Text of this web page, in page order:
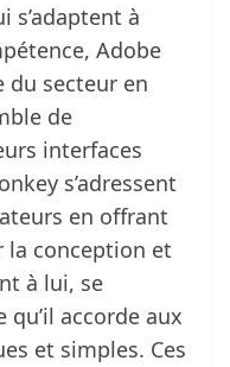
s’adaptent à
Adobe
du secteur en
de
interfaces
s’adressent
en offrant
la conception et
à lui, se
accorde aux
et simples. Ces